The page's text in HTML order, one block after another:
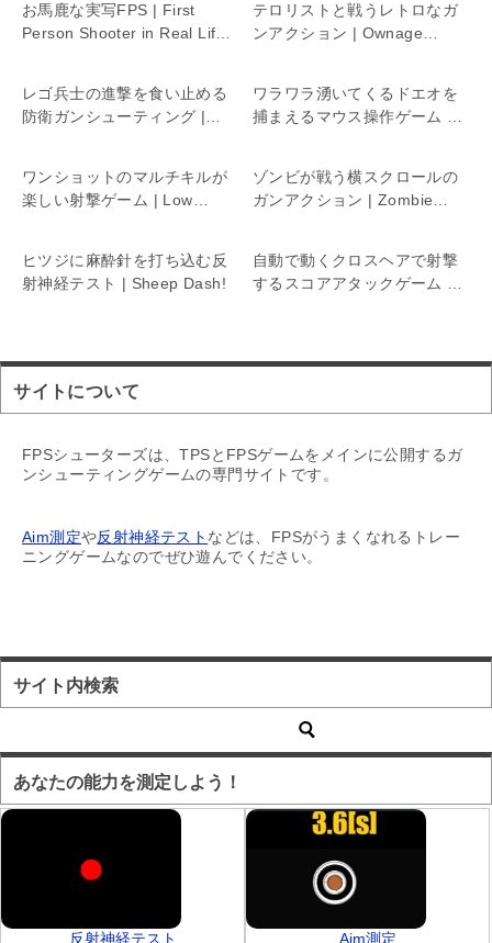
お馬鹿な実写FPS | First
Person Shooter in Real Life
テロリストと戦うレトロなガ
ンアクション | Ownage
レゴ兵士の進撃を食い止める
防衛ガンシューティング |
ワラワラ湧いてくるドエオを
捕まえるマウス操作ゲーム |
ワンショットのマルチキルが
楽しい射撃ゲーム | Low
ゾンビが戦う横スクロールの
ガンアクション | Zombie
ヒツジに麻酔針を打ち込む反
射神経テスト | Sheep Dash!
自動で動くクロスヘアで射撃
するスコアアタックゲーム |
サイトについて
FPSシューターズは、TPSとFPSゲームをメインに公開するガ
ンシューティングゲームの専門サイトです。
Aim測定や反射神経テスト などは、FPSがうまくなれるトレー
ニングゲームなのでぜひ遊んでください。
サイト内検索
あなたの能力を測定しよう！
反射神経テスト Aim測定